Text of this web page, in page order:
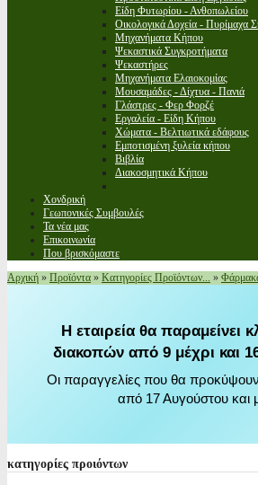
Είδη Φυτωρίου - Ανθοπωλείου
Οικολογικά Δοχεία - Πυρίμαχα
Μηχανήματα Κήπου
Ψεκαστικά Συγκροτήματα
Ψεκαστήρες
Μηχανήματα Ελαιοκομίας
Μουσαμάδες - Δίχτυα - Πανιά
Γλάστρες - Φερ Φορζέ
Εργαλεία - Είδη Κήπου
Χώματα - Βελτιωτικά εδάφους
Εμποτισμένη ξυλεία κήπου
Βιβλία
Διακοσμητικά Κήπου
Χονδρική
Γεωπονικές Συμβουλές
Τα νέα μας
Επικοινωνία
Που βρισκόμαστε
Αρχική » Προϊόντα » Κατηγορίες Προϊόντων... »
Η εταιρεία θα παραμείνει
διακοπών από 9 μέχρι και
Οι παραγγελίες που θα
από 17 Αυγούστου και
κατηγορίες προιόντων